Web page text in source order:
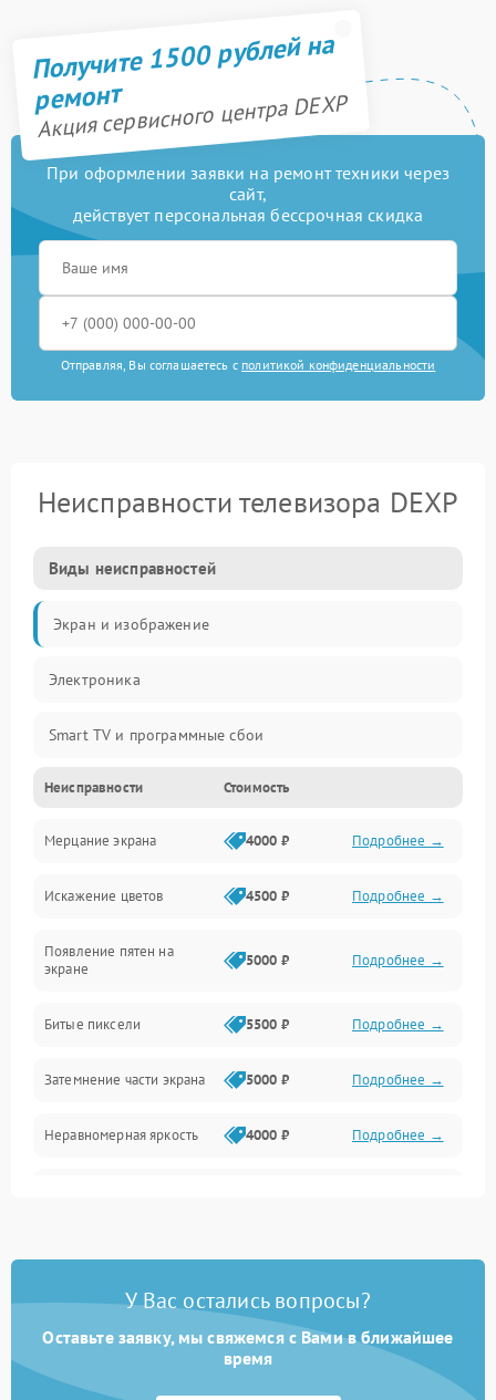
Получите 1500 рублей на
ремонт
Акция сервисного центра DEXP
При оформлении заявки на ремонт техники через
сайт,
действует персональная бессрочная скидка
Отправляя, Вы соглашаетесь с политикой конфиденциальности
Неисправности телевизора DEXP
Виды неисправностей
Экран и изображение
Электроника
Smart TV и программные сбои
Питание и запуск
Подсветка и LED-модули
Звук и аудиосистема
Сигнал и приём каналов
Механические повреждения
Программное обеспечение
Сеть и подключения
Аудио
Неисправности Стоимость
Мерцание экрана 4000 ₽ Подробнее →
Искажение цветов 4500 ₽ Подробнее →
Появление пятен на
экране
5000 ₽ Подробнее →
Битые пиксели 5500 ₽ Подробнее →
Затемнение части экрана 5000 ₽ Подробнее →
Неравномерная яркость 4000 ₽ Подробнее →
У Вас остались вопросы?
Оставьте заявку, мы свяжемся с Вами в ближайшее
время